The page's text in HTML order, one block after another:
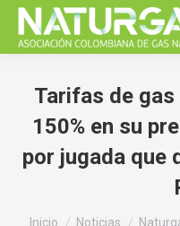
Tarifas de
150% en su
por jugada que
Estás aquí:
Inicio Noticias